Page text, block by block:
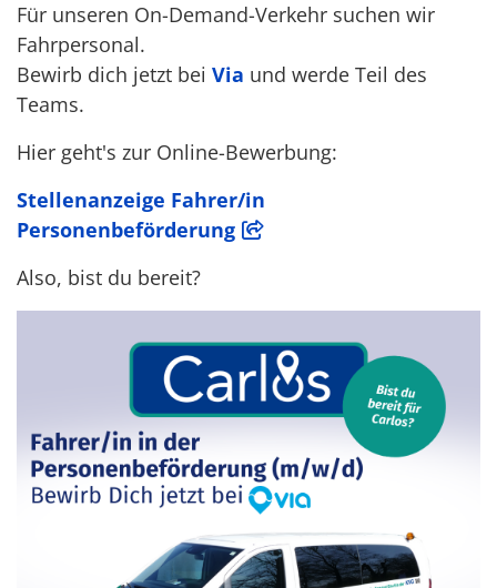
Für unseren On-Demand-Verkehr suchen wir
Fahrpersonal.
Bewirb dich jetzt bei Via und werde Teil des
Teams.
Hier geht's zur Online-Bewerbung:
Stellenanzeige Fahrer/in
Personenbeförderung
Also, bist du bereit?